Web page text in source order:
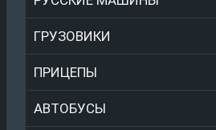
ГРУЗОВИКИ
ПРИЦЕПЫ
АВТОБУСЫ